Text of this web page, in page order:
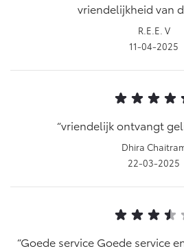
Vanaf € 76.695,-
Proace (excl. BTW)
OOK ALS BATTERIJ-
vriendelijkheid van
R.E.E. V
11-04-2025
vriendelijk ontvangt
Dhira
22-03-2025
Goede service Goede service